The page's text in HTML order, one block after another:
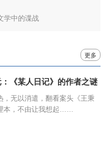
学中的谍战
更多
《某人日记》的作者之谜
，无以消遣，翻看案头《王秉
本，不由让我想起……